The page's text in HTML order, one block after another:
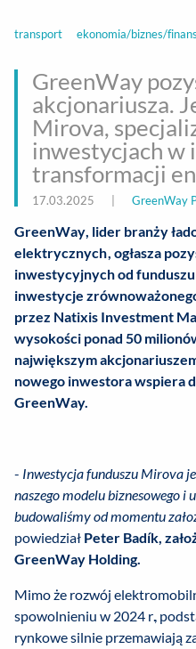
transport ekonomia/biznes/
GreenWay
akcjonariusza.
Mirova,
inwestycjach
transformacji
17.03.2025 GreenWay
GreenWay, lider branży
elektrycznych, ogłasza
inwestycyjnych od
inwestycje
przez Natixis Investment
wysokości ponad 50
największym
nowego inwestora wspiera
GreenWay.
- Inwestycja funduszu Mirova
naszego modelu biznesowego i
budowaliśmy od momentu
powiedział Peter Badík,
GreenWay Holding.
Mimo że rozwój
spowolnieniu w 2024 r.,
rynkowe silnie przemawiają